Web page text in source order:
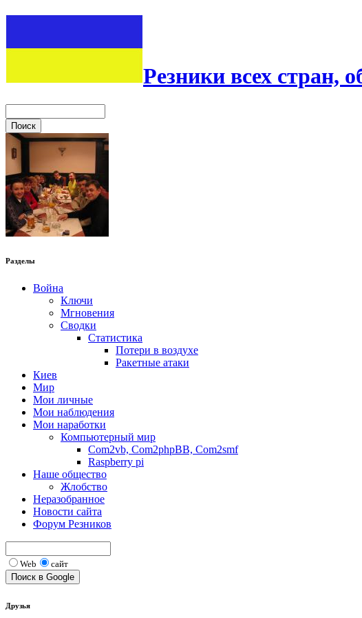
Резники всех стран,
Разделы
Война
Ключи
Мгновения
Сводки
Статистика
Потери в воздухе
Ракетные атаки
Киев
Мир
Мои личные
Мои наблюдения
Мои наработки
Компьютерный мир
Com2vb, Com2phpBB, Com2smf
Raspberry pi
Наше общество
Жлобство
Неразобранное
Новости сайта
Форум Резников
Web сайт
Друзья